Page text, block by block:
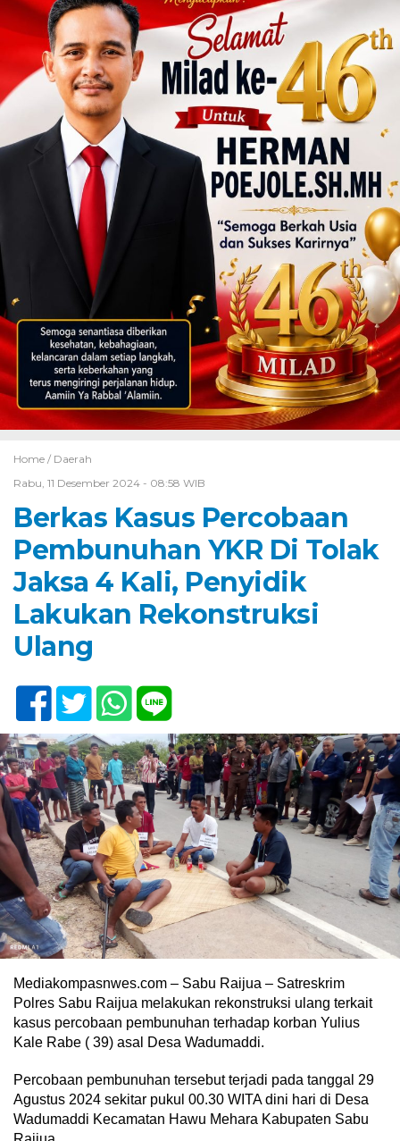
Home / Daerah
Rabu, 11 Desember 2024 - 08:58 WIB
Berkas Kasus Percobaan
Pembunuhan YKR Di Tolak
Jaksa 4 Kali, Penyidik
Lakukan Rekonstruksi
Ulang
Mediakompasnwes.com – Sabu Raijua – Satreskrim
Polres Sabu Raijua melakukan rekonstruksi ulang terkait
kasus percobaan pembunuhan terhadap korban Yulius
Kale Rabe ( 39) asal Desa Wadumaddi.
Percobaan pembunuhan tersebut terjadi pada tanggal 29
Agustus 2024 sekitar pukul 00.30 WITA dini hari di Desa
Wadumaddi Kecamatan Hawu Mehara Kabupaten Sabu